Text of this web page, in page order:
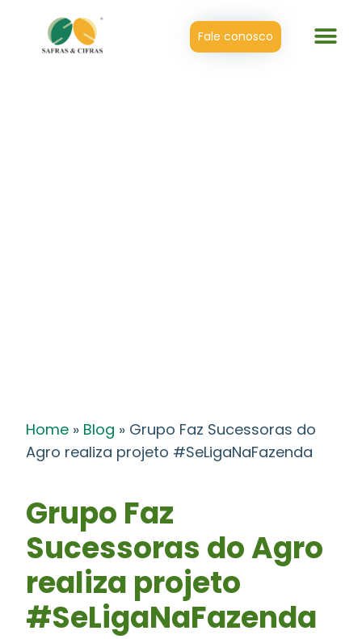
Fale conosco
Home » Blog » Grupo Faz Sucessoras do
Agro realiza projeto #SeLigaNaFazenda
Grupo Faz
Sucessoras do Agro
realiza projeto
#SeLigaNaFazenda